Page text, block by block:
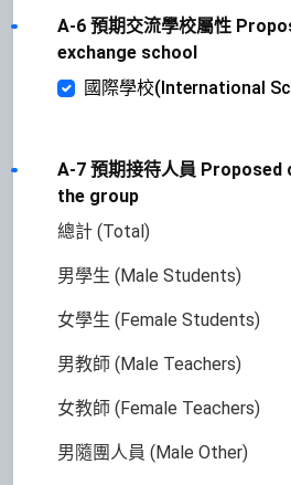
A-6 預期交流學校屬性
exchange school
國際學校(International
A-7 預期接待人員
the group
總計 (Total)
男學生 (Male Students)
女學生 (Female Students)
男教師 (Male Teachers)
女教師 (Female Teachers)
男隨團人員 (Male Other)